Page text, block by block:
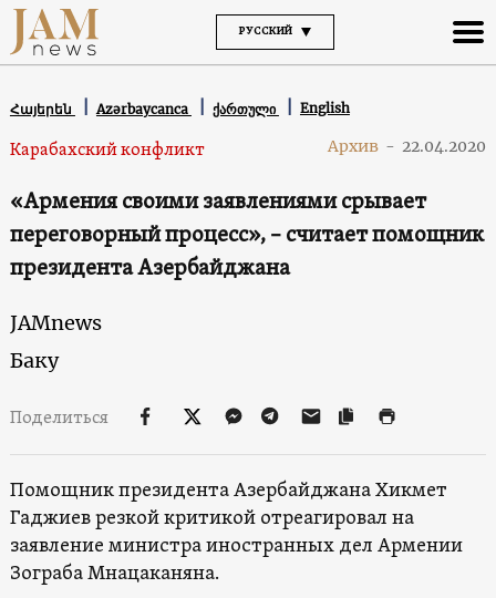
РУССКИЙ
Հայերեն Azərbaycanca ქართული English
Карабахский конфликт Архив - 22.04.2020
«Армения своими заявлениями срывает
переговорный процесс», – считает помощник
президента Азербайджана
JAMnews
Баку
Поделиться
Помощник президента Азербайджана Хикмет
Гаджиев резкой критикой отреагировал на
заявление министра иностранных дел Армении
Зограба Мнацаканяна.